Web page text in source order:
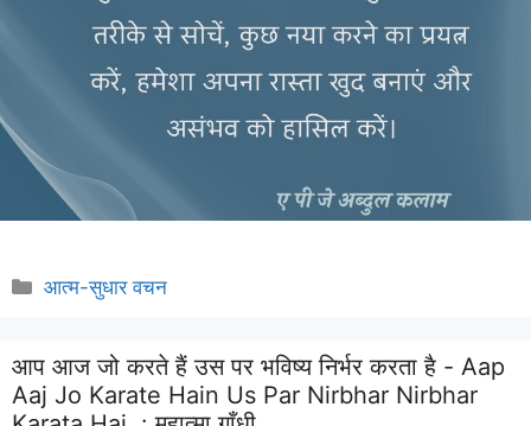
Categories
आत्म-सुधार वचन
आप आज जो करते हैं उस पर भविष्य निर्भर करता है - Aap
Aaj Jo Karate Hain Us Par Nirbhar Nirbhar